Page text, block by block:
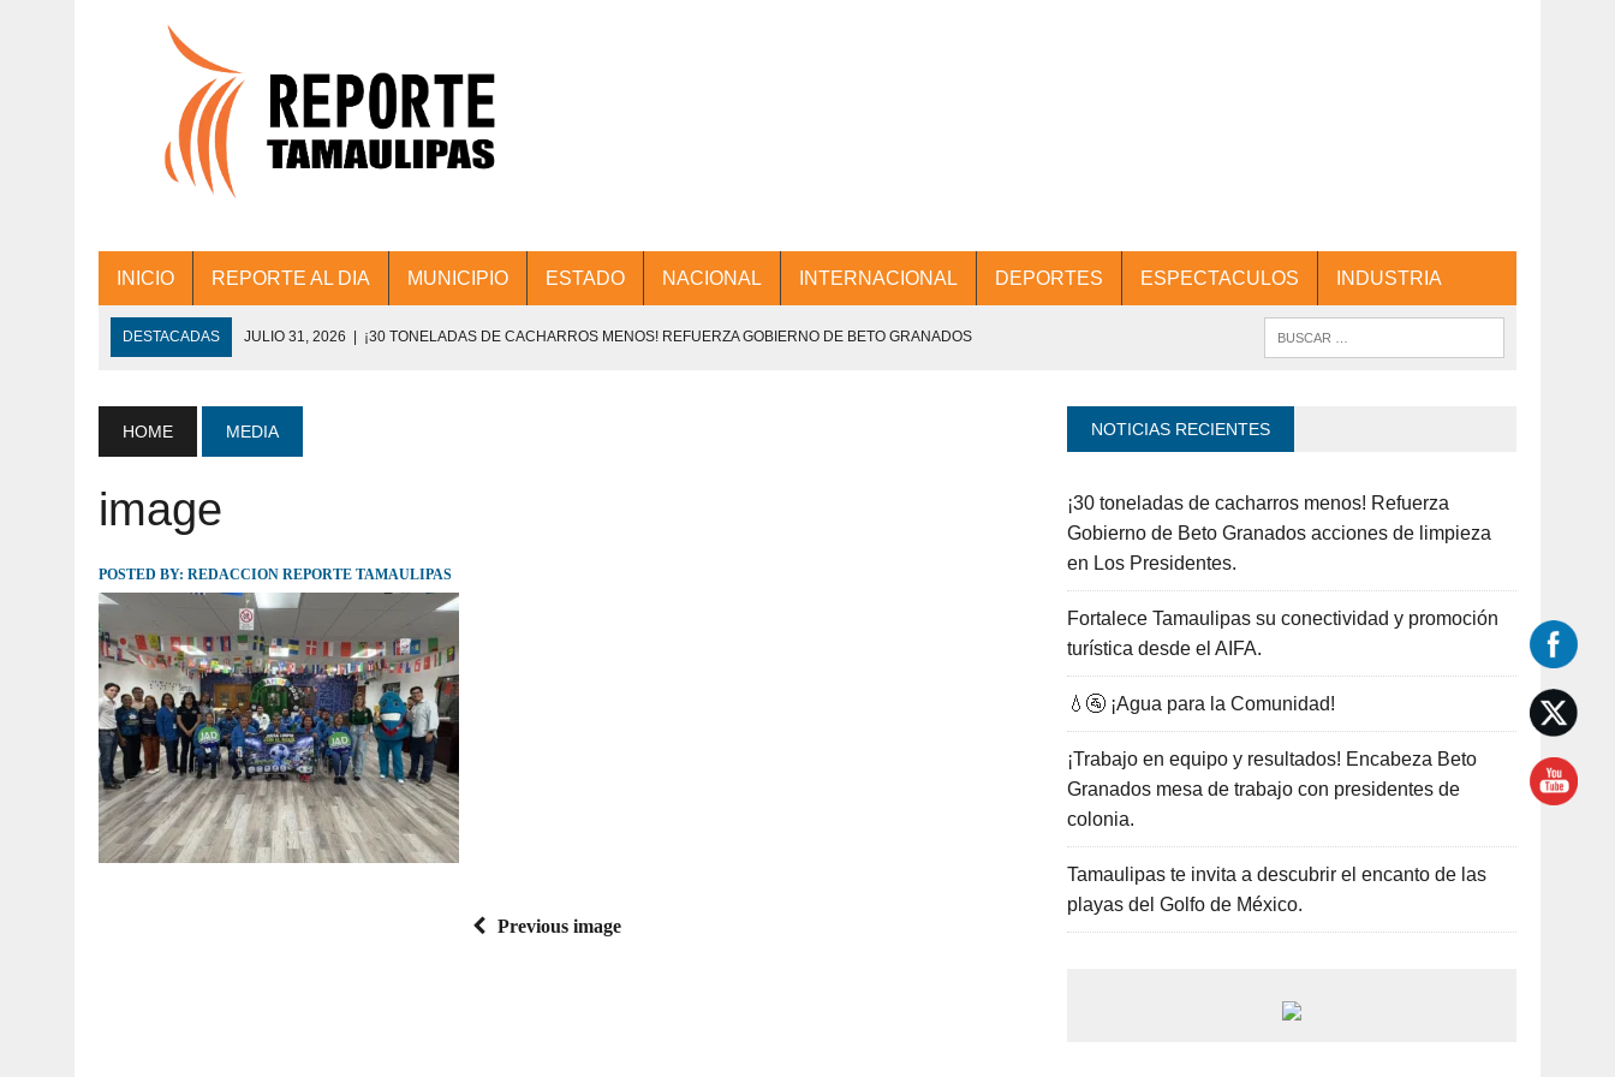
INICIO REPORTE AL DIA MUNICIPIO ESTADO NACIONAL INTERNACIONAL DEPORTES ESPECTACULOS INDUSTRIA
DESTACADAS JULIO 31, 2026 | ¡30 TONELADAS DE CACHARROS MENOS! REFUERZA GOBIERNO DE BETO GRANADOS
JULIO 30, 2026 | 💧🚰 ¡AGUA PARA LA COMUNIDAD!
DE COLONIA.
JULIO 30, 2026 | TAMAULIPAS TE INVITA A DESCUBRIR EL ENCANTO DE LAS PLAYAS DEL GOLFO DE MÉXICO.
HOME MEDIA
image
POSTED BY: REDACCION REPORTE TAMAULIPAS
Previous image
NOTICIAS RECIENTES
¡30 toneladas de cacharros menos! Refuerza
Gobierno de Beto Granados acciones de limpieza
en Los Presidentes.
Fortalece Tamaulipas su conectividad y promoción
turística desde el AIFA.
💧🚰 ¡Agua para la Comunidad!
¡Trabajo en equipo y resultados! Encabeza Beto
Granados mesa de trabajo con presidentes de
colonia.
Tamaulipas te invita a descubrir el encanto de las
playas del Golfo de México.